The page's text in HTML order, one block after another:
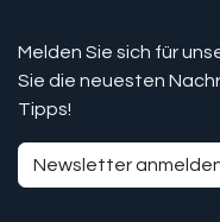
Melden Sie sich für
Sie die neuesten
Tipps!
Newsletter